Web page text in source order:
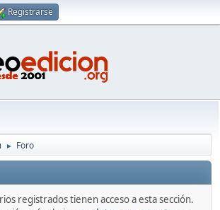
Registrarse
► Foro
registrados tienen acceso a esta sección.